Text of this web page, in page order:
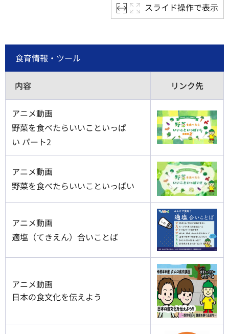
スライド操作で表示
食育情報・ツール
内容 リンク先
アニメ動画
野菜を食べたらいいこといっぱ
い パート2
アニメ動画
野菜を食べたらいいこといっぱい
アニメ動画
適塩（てきえん）合いことば
アニメ動画
日本の食文化を伝えよう